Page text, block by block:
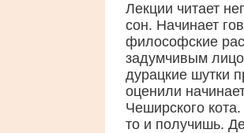
Лекции читает
сон. Начинает
философские
задумчивым
дурацкие шутки
оценили
Чеширского
то и получишь.